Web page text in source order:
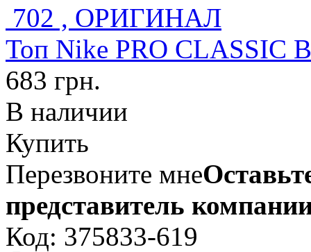
Топ Nike PRO
683 грн.
В наличии
Купить
Перезвоните мне
представитель
Код: 375833-619